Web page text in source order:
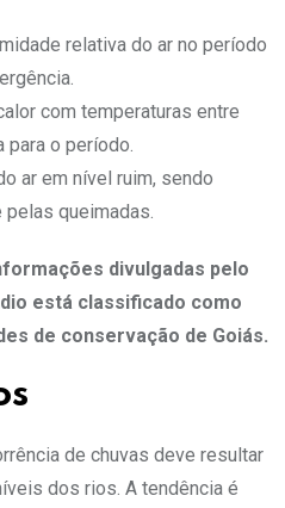
relativa do ar no período
com temperaturas entre
para o período.
ar em nível ruim, sendo
queimadas.
divulgadas pelo
está classificado como
de conservação de Goiás.
de chuvas deve resultar
dos rios. A tendência é